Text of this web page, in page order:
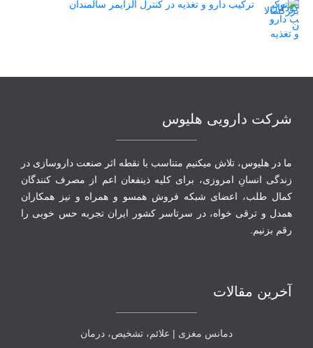
ترکیب دارو و تغذیه در کنترل آلزایمر سالمندان
شرکت دارویی هلیوس
ما در هلیوس، تلاش می‏کنیم متناسب با نقطه‏ اثر صنعت داروسازی در
زندگی انسانِ امروزی، برای کلیه ذینفعان اعم از مصرف‏ کنندگان
‏کمال طلب، اعضای شبکه فروش همسو و همراه و نیز همکاران
همدل و ترقی‏ خواه، در سرتاسر کشور ایران تجربه حس خوبی را
رقم بزنیم.
آخرین مقالات
دمانس مغزی | علائم، تشخیص، درمان